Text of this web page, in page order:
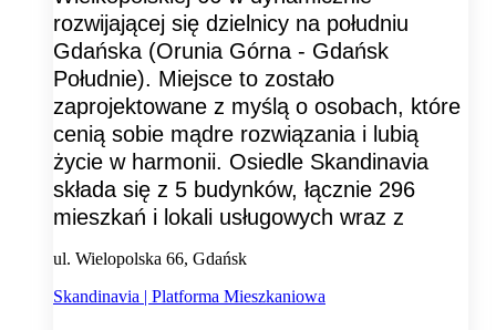
rozwijającej się dzielnicy na południu
Gdańska (Orunia Górna - Gdańsk
Południe). Miejsce to zostało
zaprojektowane z myślą o osobach, które
cenią sobie mądre rozwiązania i lubią
życie w harmonii. Osiedle Skandinavia
składa się z 5 budynków, łącznie 296
mieszkań i lokali usługowych wraz z
ul. Wielopolska 66, Gdańsk
Skandinavia | Platforma Mieszkaniowa